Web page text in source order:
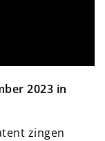
2023 in
zingen